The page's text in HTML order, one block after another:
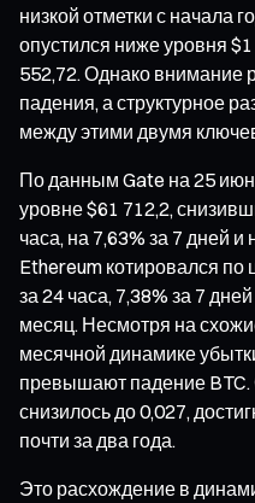
низкой отметки с начала
опустился ниже уровня
552,72. Однако внимание
падения, а структурное
между этими двумя
По данным Gate на 25
уровне $61 712,2,
часа, на 7,63% за 7 дней и
Ethereum котировался по
за 24 часа, 7,38% за 7
месяц. Несмотря на
месячной динамике
превышают падение
снизилось до 0,027,
почти за два года.
Это расхождение в